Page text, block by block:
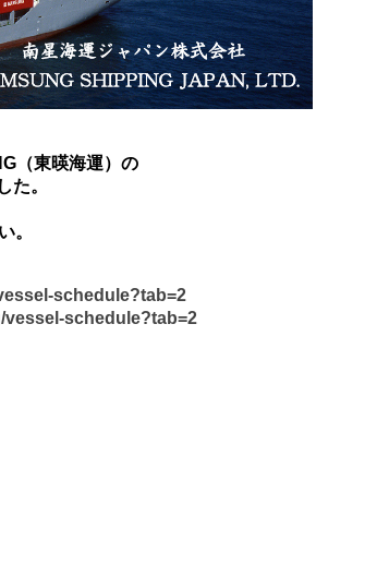
（東暎海運）の
。
。
schedule?tab=2
schedule?tab=2